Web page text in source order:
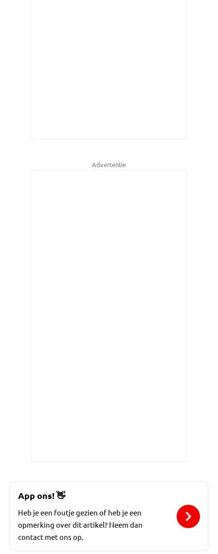
Advertentie
App ons!👋
Heb je een foutje gezien of heb je een
opmerking over dit artikel? Neem dan
contact met ons op.